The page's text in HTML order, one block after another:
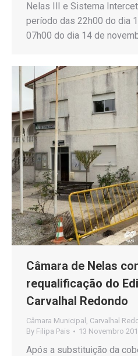
Nelas IlI e Sistema
período das 22h00 do dia
07h00 do dia 14 de
Câmara de Nelas
requalificação do
Carvalhal Redondo
Câmara Municipal Carvalhal
By Filipa Pais 13 Novembro
Após a substituição da